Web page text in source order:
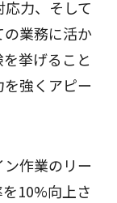
力、そして
業務に活か
挙げること
強くアピー
作業のリー
10%向上さ